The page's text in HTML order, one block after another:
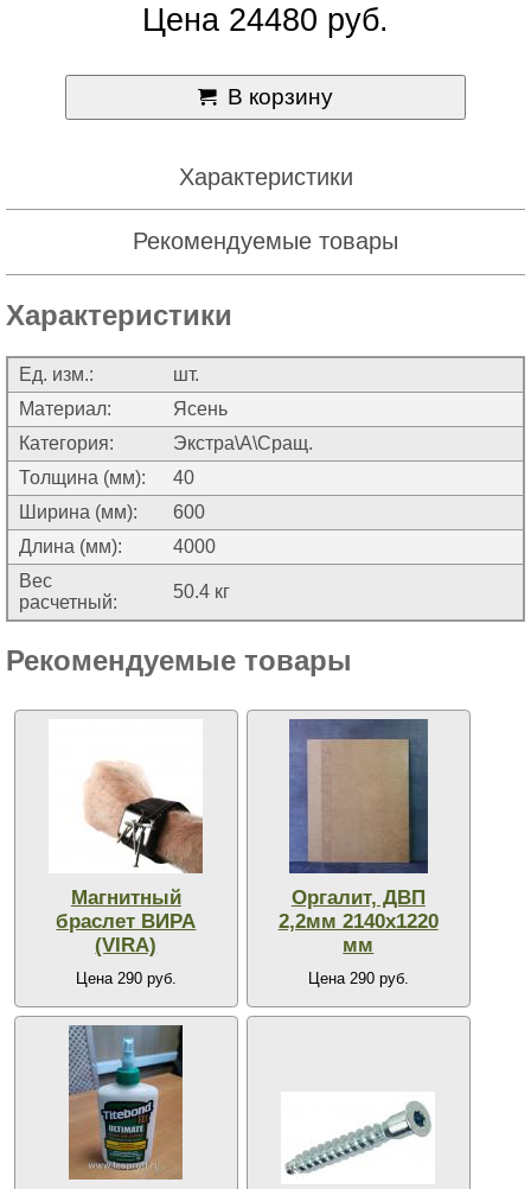
Цена 24480 руб.
В корзину
Характеристики
Рекомендуемые товары
Характеристики
Ед. изм.:
шт.
Материал:
Ясень
Категория:
Экстра\А\Сращ.
Толщина (мм):
40
Ширина (мм):
600
Длина (мм):
4000
Вес
расчетный:
50.4 кг
Рекомендуемые товары
Магнитный
браслет ВИРА
(VIRA)
Цена 290 руб.
Оргалит, ДВП
2,2мм 2140х1220
мм
Цена 290 руб.